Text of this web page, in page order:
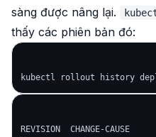
sàng được nâng lại.
thấy các phiên bản đó:
REVISION  CHANGE-CAUSE